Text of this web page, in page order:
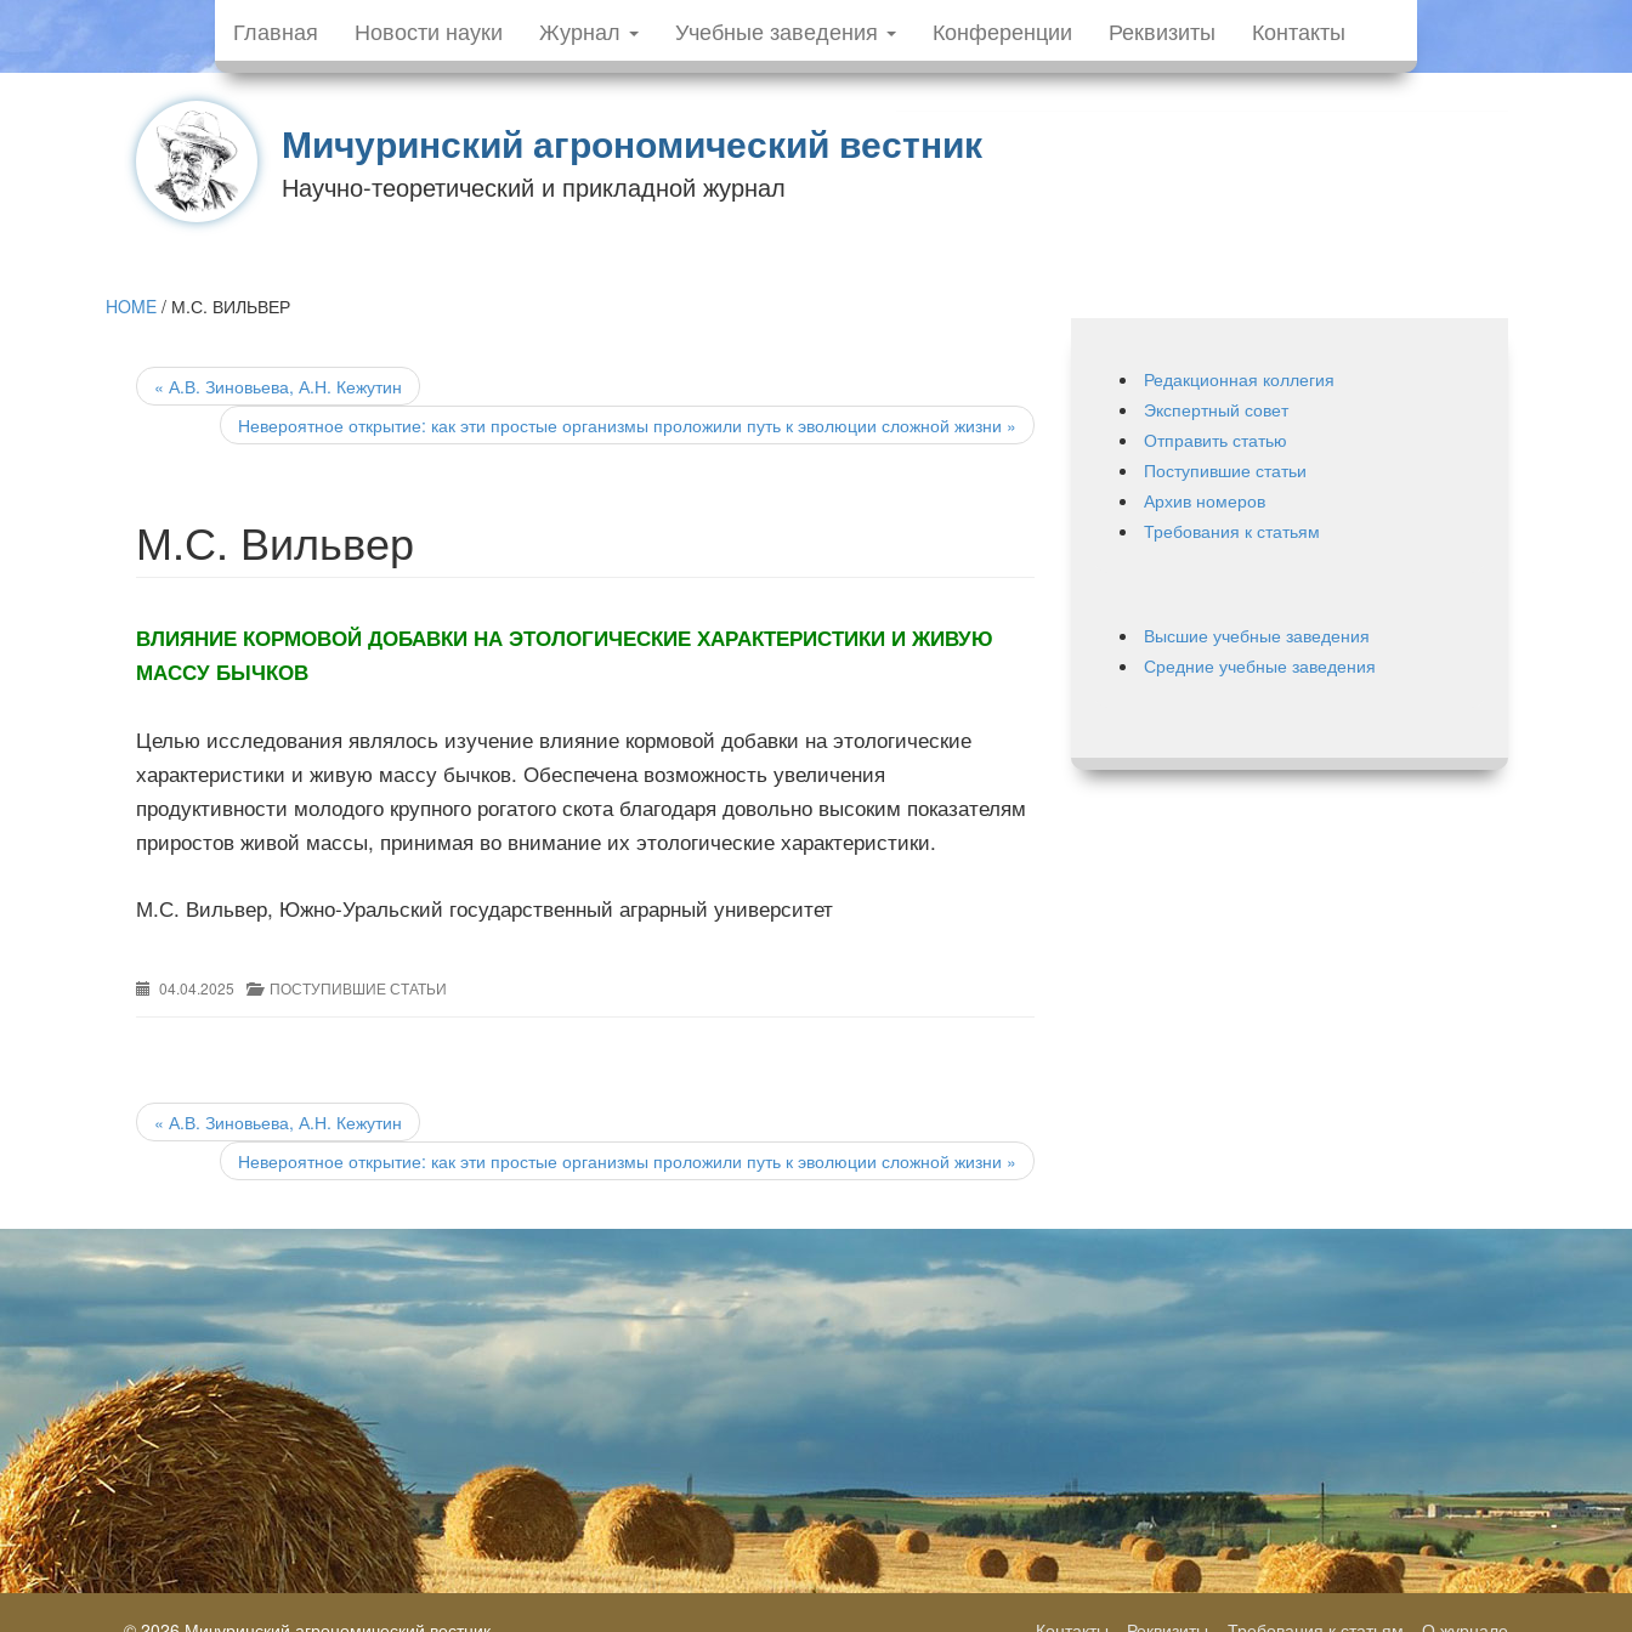
Главная Новости науки Журнал Учебные заведения Конференции Реквизиты Контакты
Мичуринский агрономический вестник
Научно-теоретический и прикладной журнал
HOME / М.С. ВИЛЬВЕР
Post
navigation
« А.В. Зиновьева, А.Н. Кежутин
Невероятное открытие: как эти простые организмы проложили путь к эволюции сложной жизни »
М.С. Вильвер
ВЛИЯНИЕ КОРМОВОЙ ДОБАВКИ НА ЭТОЛОГИЧЕСКИЕ ХАРАКТЕРИСТИКИ И ЖИВУЮ
МАССУ БЫЧКОВ
Целью исследования являлось изучение влияние кормовой добавки на этологические
характеристики и живую массу бычков. Обеспечена возможность увеличения
продуктивности молодого крупного рогатого скота благодаря довольно высоким показателям
приростов живой массы, принимая во внимание их этологические характеристики.
М.С. Вильвер, Южно-Уральский государственный аграрный университет
04.04.2025 ПОСТУПИВШИЕ СТАТЬИ
Post
navigation
« А.В. Зиновьева, А.Н. Кежутин
Невероятное открытие: как эти простые организмы проложили путь к эволюции сложной жизни »
Редакционная коллегия
Экспертный совет
Отправить статью
Поступившие статьи
Архив номеров
Требования к статьям
Высшие учебные заведения
Средние учебные заведения